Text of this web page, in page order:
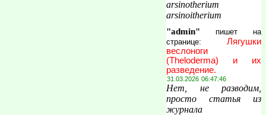
arsinotherium
arsinoitherium
"admin" пишет на
странице: Лягушки
веслоноги
(Theloderma) и их
разведение.
31.03.2026 06:47:46
Нет, не разводим,
просто статья из
журнала